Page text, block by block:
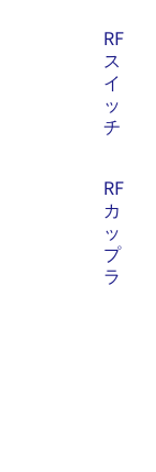
RF
ス
イ
ッ
チ
RF
カ
ッ
プ
ラ